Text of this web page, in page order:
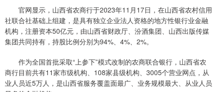
官网显示，山西省农商行于2023年11月17日，在山西省农村信用
社联合社基础上组建，是具有独立企业法人资格的地方性银行业金融
机构，注册资本50亿元，由山西省财政厅、汾酒集团、山西出版传媒
集团共同持有，持股比例分别为94%、4%、2%。
作为全国首批采取“上参下”模式改制的农商联合银行，山西省农
商行目前共有11家市级机构、108家县级机构、3005个营业网点，从
业人员近5万人，是山西省服务覆盖面最广、业务规模最大、从业人员